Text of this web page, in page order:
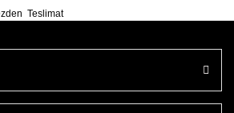
Teslimat